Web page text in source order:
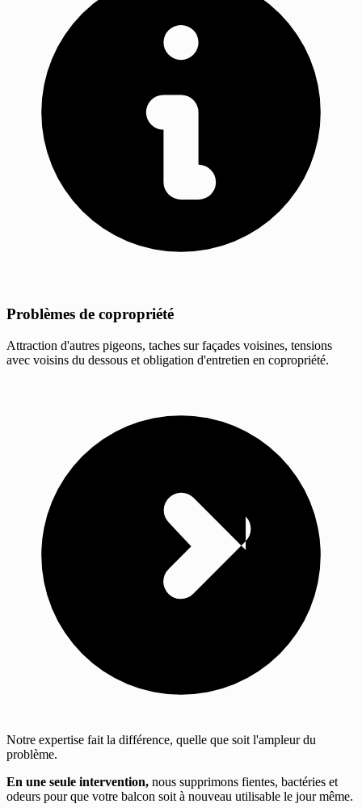
Problèmes de copropriété
Attraction d'autres pigeons, taches sur façades voisines, tensions
avec voisins du dessous et obligation d'entretien en copropriété.
Notre expertise fait la différence, quelle que soit l'ampleur du
problème.
En une seule intervention, nous supprimons fientes, bactéries et
odeurs pour que votre balcon soit à nouveau utilisable le jour même.